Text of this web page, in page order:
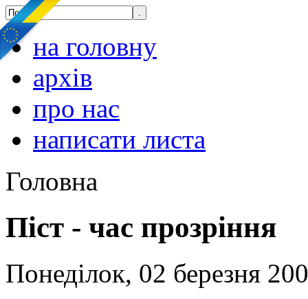
на головну
архів
про нас
написати листа
Головна
Піст - час прозріння
Понеділок, 02 березня